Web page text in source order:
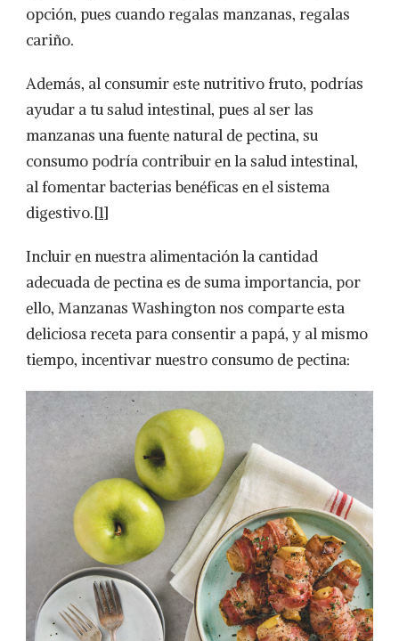
opción, pues cuando regalas manzanas, regalas
cariño.
Además, al consumir este nutritivo fruto, podrías
ayudar a tu salud intestinal, pues al ser las
manzanas una fuente natural de pectina, su
consumo podría contribuir en la salud intestinal,
al fomentar bacterias benéficas en el sistema
digestivo.[1]
Incluir en nuestra alimentación la cantidad
adecuada de pectina es de suma importancia, por
ello, Manzanas Washington nos comparte esta
deliciosa receta para consentir a papá, y al mismo
tiempo, incentivar nuestro consumo de pectina: